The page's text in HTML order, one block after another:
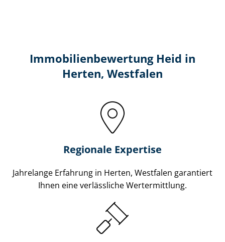
Immobilien­bewertung Heid in
Herten, Westfalen
Regionale Expertise
Jahrelange Erfahrung in Herten, Westfalen garantiert
Ihnen eine verlässliche Wertermittlung.